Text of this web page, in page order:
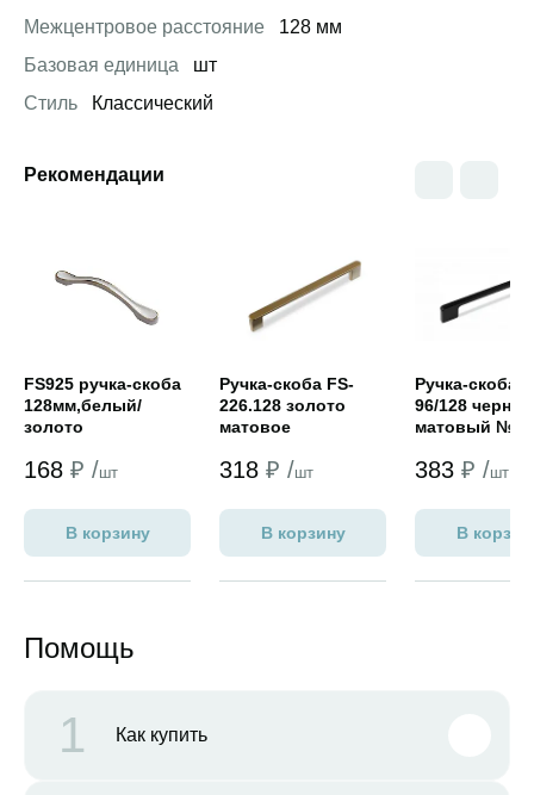
Межцентровое расстояние
128 мм
Базовая единица
шт
Стиль
Классический
Рекомендации
FS925 ручка-скоба
128мм,белый/
золото
168 ₽ /шт
В корзину
Ручка-скоба FS-
226.128 золото
матовое
318 ₽ /шт
В корзину
Ручка-скоба
96/128
матовый №9
383 ₽ /шт
В
Помощь
1 Как купить